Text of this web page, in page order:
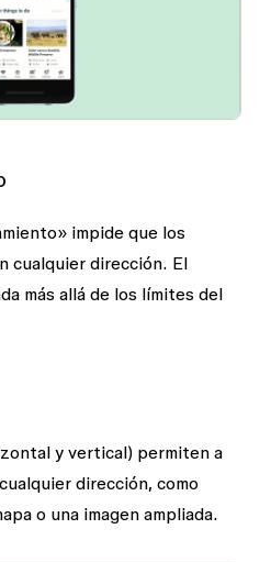
impide que los
cualquier dirección. El
más allá de los límites del
y vertical) permiten a
dirección, como
o una imagen ampliada.